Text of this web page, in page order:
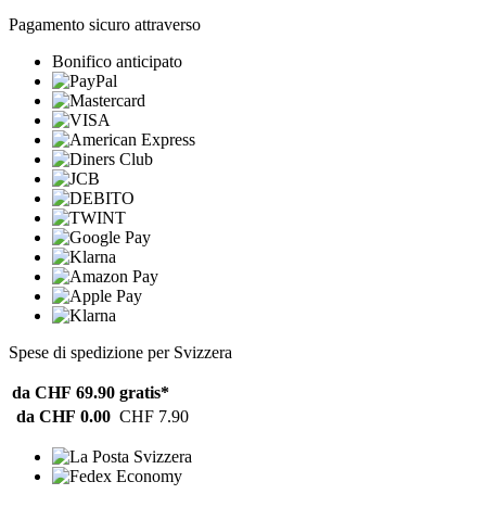
Pagamento sicuro attraverso
Bonifico anticipato
Spese di spedizione per Svizzera
da CHF 69.90 gratis*
da CHF 0.00 CHF 7.90